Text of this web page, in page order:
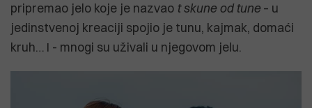
pripremao jelo koje je nazvao t skune od tune – u
jedinstvenoj kreaciji spojio je tunu, kajmak, domaći
kruh… I - mnogi su uživali u njegovom jelu.